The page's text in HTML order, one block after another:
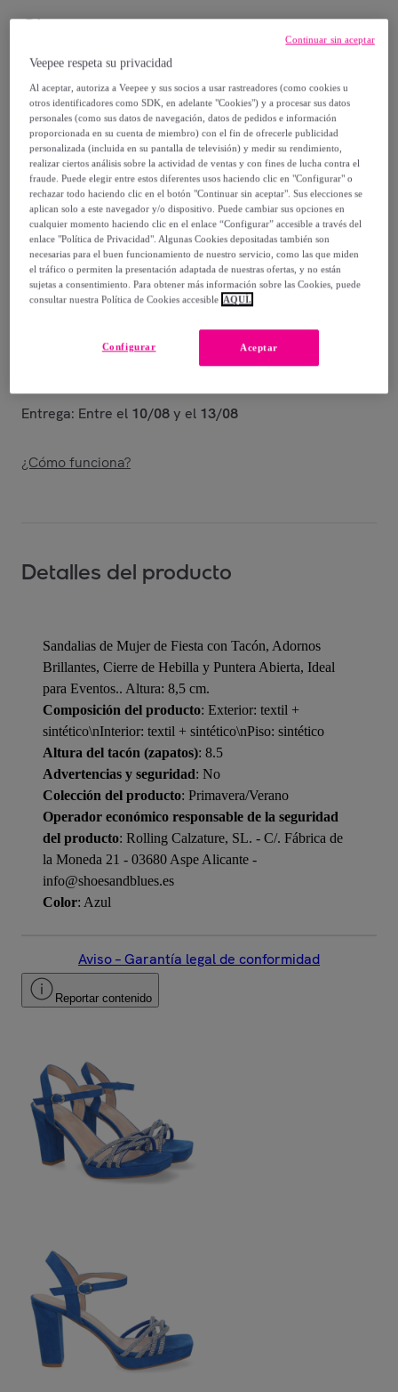
Sirena
Sandalias de Mujer de Fiesta con Tacón,
Adornos Brillantes
29,99 €
63,98 €
-53%
Vendido porShoes and Blues
Entrega: Entre el 10/08y el 13/08
¿Cómo funciona?
Detalles del producto
Sandalias de Mujer de Fiesta con Tacón, Adornos
Brillantes, Cierre de Hebilla y Puntera Abierta, Ideal
para Eventos.. Altura: 8,5 cm.
Composición del producto: Exterior: textil +
sintético\nInterior: textil + sintético\nPiso: sintético
Altura del tacón (zapatos): 8.5
Advertencias y seguridad: No
Colección del producto: Primavera/Verano
Operador económico responsable de la seguridad
del producto: Rolling Calzature, SL. - C/. Fábrica de
la Moneda 21 - 03680 Aspe Alicante -
info@shoesandblues.es
Color: Azul
Aviso – Garantía legal de conformidad
Reportar contenido
Veepee respeta su privacidad
Al aceptar, autoriza a Veepee y sus socios a usar rastreadores (como cookies u
otros identificadores como SDK, en adelante "Cookies") y a procesar sus datos
personales (como sus datos de navegación, datos de pedidos e información
proporcionada en su cuenta de miembro) con el fin de ofrecerle publicidad
personalizada (incluida en su pantalla de televisión) y medir su rendimiento,
realizar ciertos análisis sobre la actividad de ventas y con fines de lucha contra el
fraude. Puede elegir entre estos diferentes usos haciendo clic en "Configurar" o
rechazar todo haciendo clic en el botón "Continuar sin aceptar". Sus elecciones se
aplican solo a este navegador y/o dispositivo. Puede cambiar sus opciones en
cualquier momento haciendo clic en el enlace “Configurar” accesible a través del
enlace "Política de Privacidad". Algunas Cookies depositadas también son
necesarias para el buen funcionamiento de nuestro servicio, como las que miden
el tráfico o permiten la presentación adaptada de nuestras ofertas, y no están
sujetas a consentimiento. Para obtener más información sobre las Cookies, puede
consultar nuestra Política de Cookies accesible AQUÍ.
Aceptar
Configurar
Continuar sin aceptar